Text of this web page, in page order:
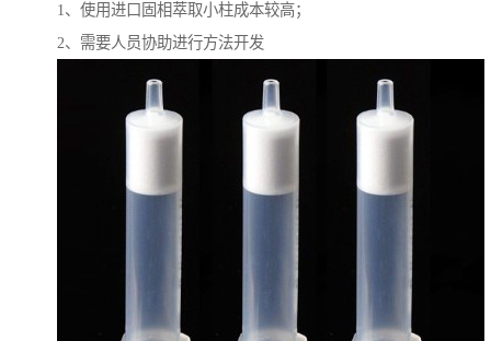
1、使用进口固相萃取小柱成本较高；
2、需要人员协助进行方法开发